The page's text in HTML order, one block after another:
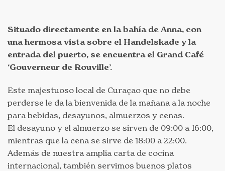
Situado directamente en la bahía de Anna, con
una hermosa vista sobre el Handelskade y la
entrada del puerto, se encuentra el Grand Café
‘Gouverneur de Rouville’.
Este majestuoso local de Curaçao que no debe
perderse le da la bienvenida de la mañana a la noche
para bebidas, desayunos, almuerzos y cenas.
El desayuno y el almuerzo se sirven de 09:00 a 16:00,
mientras que la cena se sirve de 18:00 a 22:00.
Además de nuestra amplia carta de cocina
internacional, también servimos buenos platos